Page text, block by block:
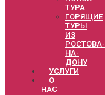
ТУРА
ГОРЯЩИЕ
ТУРЫ
ИЗ
РОСТОВА-
НА-
ДОНУ
УСЛУГИ
О
НАС